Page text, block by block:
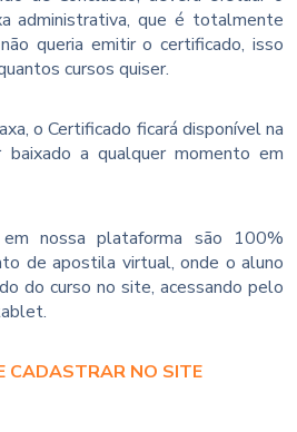
administrativa, que é totalmente
queria emitir o certificado, isso
cursos quiser.
o Certificado ficará disponível na
a qualquer momento em
nossa plataforma são 100%
de apostila virtual, onde o aluno
do curso no site, acessando pelo
CADASTRAR NO SITE